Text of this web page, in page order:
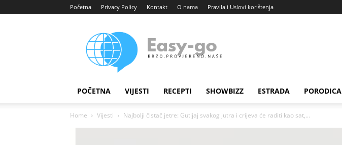
Početna Privacy Policy Kontakt O nama Pravila i Uslovi korištenja
portal
POČETNA VIJESTI RECEPTI SHOWBIZZ ESTRADA PORODICA
Home Vijesti Najbolji čistač jetre: Gutljaj svakog jutra i crijeva će raditi kao sat,...